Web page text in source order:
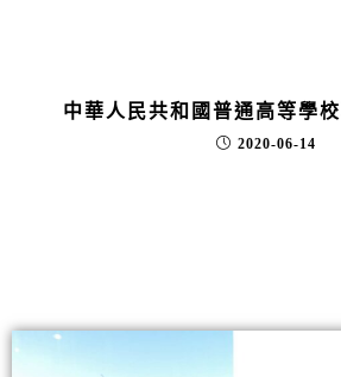
中華人民共和國普通高等學
2020-06-14